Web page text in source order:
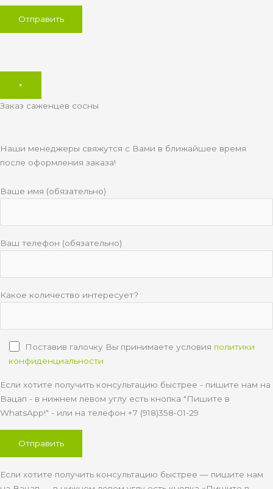
×
Заказ саженцев сосны
Наши менеджеры свяжутся с Вами в ближайшее время
после оформления заказа!
Ваше имя (обязательно)
Ваш телефон (обязательно)
Какое количество интересует?
Поставив галочку Вы принимаете условия политики
конфиденциальности
Если хотите получить консультацию быстрее - пишите нам на
Вацап - в нижнем левом углу есть кнопка "Пишите в
WhatsApp!" - или на телефон +7 (918)358-01-29
Если хотите получить консультацию быстрее — пишите нам